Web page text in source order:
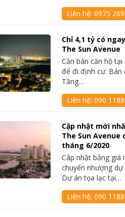
Liên hệ:0975
Chỉ 4,1 tỷ có
The Sun Avenue
Cần bán căn hộ
để đi định cư. Bán
Tầng…
Liên hệ:090
Cập nhật mới
The Sun Avenue
tháng 6/2020
Câp nhật bảng giá
chuyển nhượng dự
Dự án tọa lạc tại…
Liên hệ:090